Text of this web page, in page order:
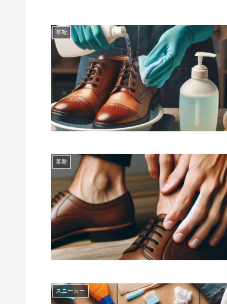
革靴
革靴
スニーカー